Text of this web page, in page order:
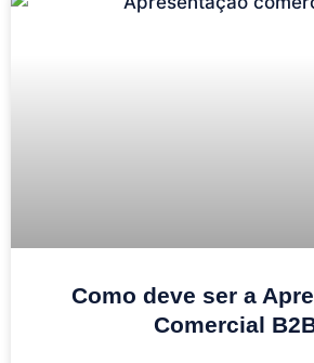
Como deve ser a
Comercial